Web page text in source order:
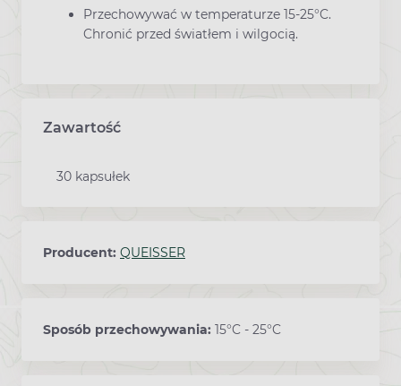
Przechowywać w temperaturze 15-25°C.
Chronić przed światłem i wilgocią.
Zawartość
30 kapsułek
Producent: QUEISSER
Sposób przechowywania: 15°C - 25°C